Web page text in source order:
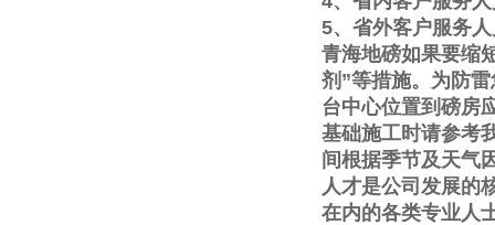
5、省外客户服务
青海地磅如果要缩
剂 ”等措施。为防
台中心位置到磅房
基础施工时请参考
间根据季节及天气
人才是公司发展的
在内的各类专业人